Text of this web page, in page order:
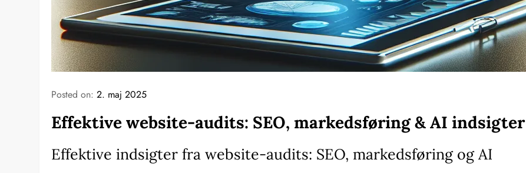
Posted on:2. maj 2025
Effektive website-audits: SEO, markedsføring & AI indsigter
Effektive indsigter fra website-audits: SEO, markedsføring og AI